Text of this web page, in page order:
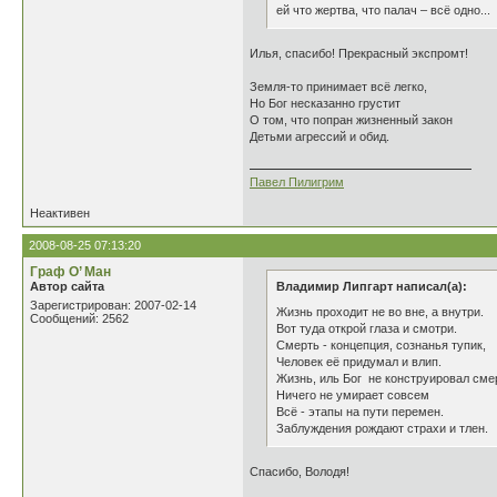
ей что жертва, что палач – всё одно...
Илья, спасибо! Прекрасный экспромт!
Земля-то принимает всё легко,
Но Бог несказанно грустит
О том, что попран жизненный закон
Детьми агрессий и обид.
Павел Пилигрим
Неактивен
2008-08-25 07:13:20
Граф О’ Ман
Автор сайта
Зарегистрирован: 2007-02-14
Сообщений: 2562
Владимир Липгарт написал(а):
Жизнь проходит не во вне, а внутри.
Вот туда открой глаза и смотри.
Смерть - концепция, сознанья тупик,
Человек её придумал и влип.
Жизнь, иль Бог не конструировал
Ничего не умирает совсем
Всё - этапы на пути перемен.
Заблуждения рождают страхи и тлен.
Спасибо, Володя!